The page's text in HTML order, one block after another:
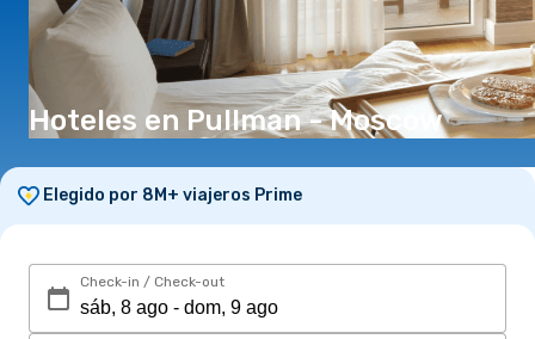
Hoteles en Pullman - Moscow
Elegido por 8M+ viajeros Prime
Check-in / Check-out